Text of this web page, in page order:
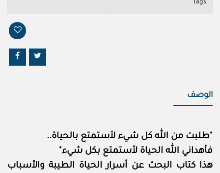
Tags
الوصف
"طلبت من الله كل شيء لأستمتع بالحياة..
فأهداني الله الحياة لأستمتع بكل شيء"
هذا كتاب البحث عن أسرار الحياة الطيبة والأسباب